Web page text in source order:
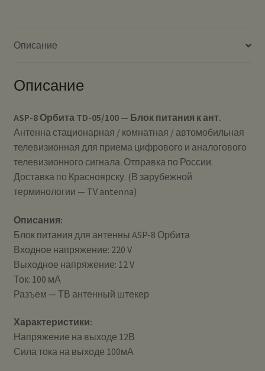
Блок
для
Описание
Описание
ASP-8 Орбита TD-05/100 — Блок питания к ант.
Антенна стационарная / комнатная / автомобильная
телевизионная для приема цифрового и аналогового
телевизионного сигнала. Отправка по России.
Доставка по Красноярску. (В зарубежной
терминологии — TV antenna)
Описания:
Блок питания для антенны ASP-8 Орбита
Входное напряжение: 220 V
Выходное напряжение: 12 V
Ток: 100 мА
Разъем — ТВ антенный штекер
Характеристики:
Напряжение на выходе 12В
Сила тока на выходе 100мА